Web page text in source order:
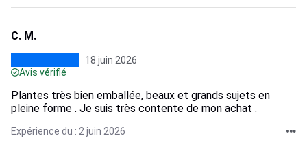
C. M.
18 juin 2026
Avis vérifié
Plantes très bien emballée, beaux et grands sujets en
pleine forme . Je suis très contente de mon achat .
Expérience du : 2 juin 2026